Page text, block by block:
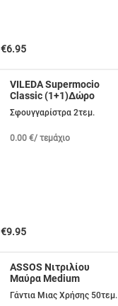
€6.95
VILEDA Supermocio
Classic (1+1)Δώρο
Σφουγγαρίστρα 2τεμ.
0.00 €/ τεμάχιο
€9.95
ASSOS Νιτριλίου
Μαύρα Medium
Γάντια Μιας Χρήσης 50τεμ.